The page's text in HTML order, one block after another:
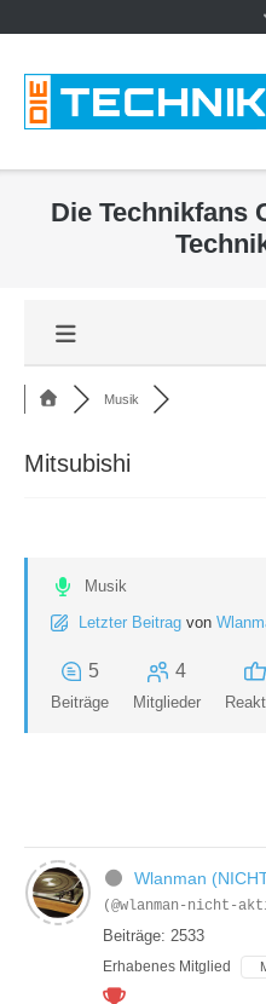
Die Technikfans
Musik
Mitsubishi
Musik
Letzter Beitrag von
5
Beiträge
4
Mitglieder
Wlanman
(@wlanman-nicht-
Beiträge: 2533
Erhabenes Mitglied